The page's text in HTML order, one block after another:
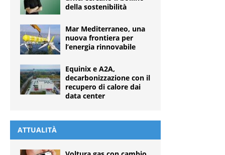
della sostenibilità
Mar Mediterraneo, una
nuova frontiera per
l’energia rinnovabile
Equinix e A2A,
decarbonizzazione con il
recupero di calore dai
data center
ATTUALITÀ